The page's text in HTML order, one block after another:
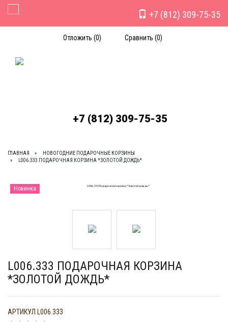
Отложить (0) Сравнить (0)
+7 (812) 309-75-35
+7 (812) 309-75-35
Toggle Navigation
ГЛАВНАЯ
НОВОГОДНИЕ ПОДАРОЧНЫЕ КОРЗИНЫ
L006.333 ПОДАРОЧНАЯ КОРЗИНА *ЗОЛОТОЙ ДОЖДЬ*
Новинка
L006.333 ПОДАРОЧНАЯ КОРЗИНА
*ЗОЛОТОЙ ДОЖДЬ*
АРТИКУЛ L006.333